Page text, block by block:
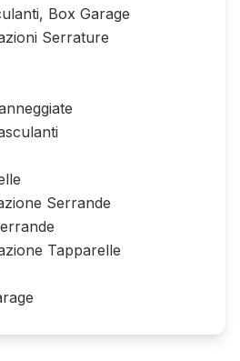
Box Garage
Serrature
Serrande
Tapparelle